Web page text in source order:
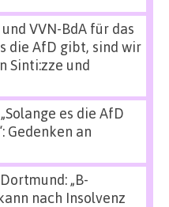
VVN-BdA für das
die AfD gibt, sind wir
Sinti:zze und
„Solange es die AfD
Gedenken an
„B-
nach Insolvenz